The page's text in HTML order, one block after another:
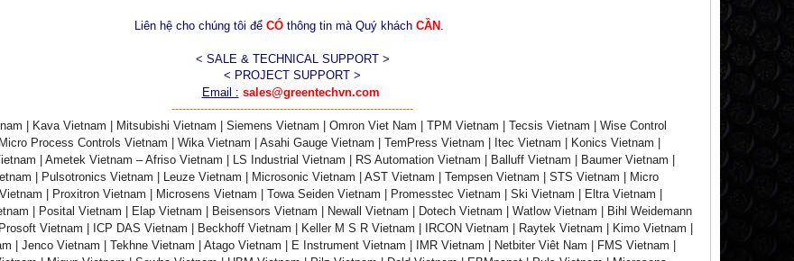
Liên hệ cho chúng tôi để CÓthông tin mà Quý khách CẦN.
< SALE & TECHNICAL SUPPORT >
< PROJECT SUPPORT >
Email : sales@greentechvn.com
-------------------------------------------------------------------
| Kava Vietnam | Mitsubishi Vietnam | Siemens Vietnam | Omron Viet Nam | TPM Vietnam | Tecsis Vietnam | Wise Control
Process Controls Vietnam | Wika Vietnam | Asahi Gauge Vietnam | TemPress Vietnam | Itec Vietnam | Konics Vietnam |
| Ametek Vietnam – Afriso Vietnam | LS Industrial Vietnam | RS Automation Vietnam | Balluff Vietnam | Baumer Vietnam |
| Pulsotronics Vietnam | Leuze Vietnam | Microsonic Vietnam | AST Vietnam | Tempsen Vietnam | STS Vietnam | Micro
| Proxitron Vietnam | Microsens Vietnam | Towa Seiden Vietnam | Promesstec Vietnam | Ski Vietnam | Eltra Vietnam |
| Posital Vietnam | Elap Vietnam | Beisensors Vietnam | Newall Vietnam | Dotech Vietnam | Watlow Vietnam | Bihl Weidemann
Vietnam | ICP DAS Vietnam | Beckhoff Vietnam | Keller M S R Vietnam | IRCON Vietnam | Raytek Vietnam | Kimo Vietnam |
| Jenco Vietnam | Tekhne Vietnam | Atago Vietnam | E Instrument Vietnam | IMR Vietnam | Netbiter Viêt Nam | FMS Vietnam |